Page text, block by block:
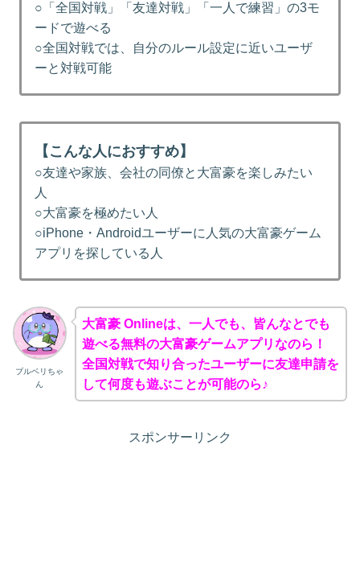
○「全国対戦」「友達対戦」「一人で練習」の3モ
ードで遊べる
○全国対戦では、自分のルール設定に近いユーザ
ーと対戦可能
【こんな人におすすめ】
○友達や家族、会社の同僚と大富豪を楽しみたい
人
○大富豪を極めたい人
○iPhone・Androidユーザーに人気の大富豪ゲーム
アプリを探している人
ブルベリちゃ
ん
大富豪 Onlineは、一人でも、皆んなとでも
遊べる無料の大富豪ゲームアプリなのら！
全国対戦で知り合ったユーザーに友達申請を
して何度も遊ぶことが可能のら♪
スポンサーリンク